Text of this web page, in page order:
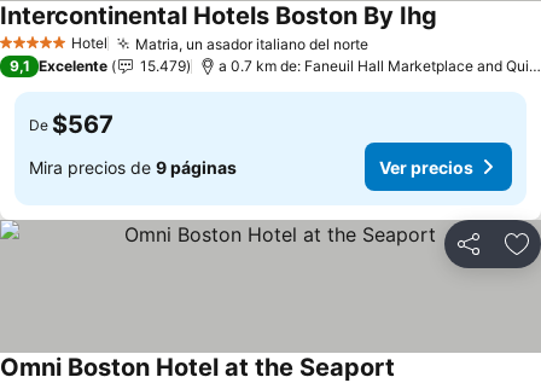
5 Estrellas Hotel Matria, un asador italiano del norteVer precios
Intercontinental Hotels Boston By Ihg
9,1 Excelente 15.479 a 0.7 km de: Faneuil Hall Marketplace and
De $567
Mira precios de 9 páginas Ver precios
Compartir
Omni Boston Hotel at the Seaport